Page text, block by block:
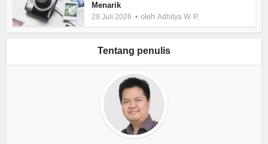
Menarik
29 Juli 2026 olehAdhitya W. P.
Tentang penulis